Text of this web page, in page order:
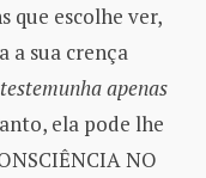
que escolhe ver,
a sua crença
apenas
ela pode lhe
NO